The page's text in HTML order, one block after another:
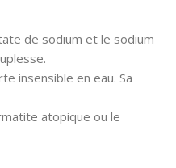
de sodium et le sodium
insensible en eau. Sa
atopique ou le